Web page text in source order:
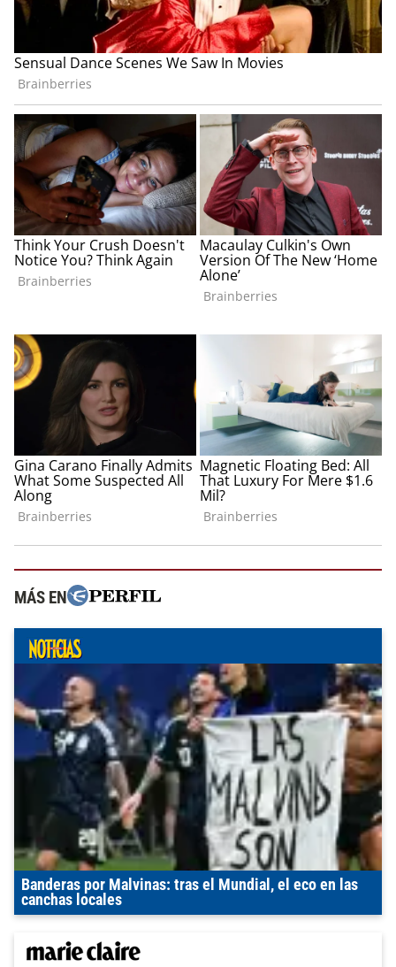
MÁS EN
Banderas por Malvinas: tras el Mundial, el eco en las
canchas locales